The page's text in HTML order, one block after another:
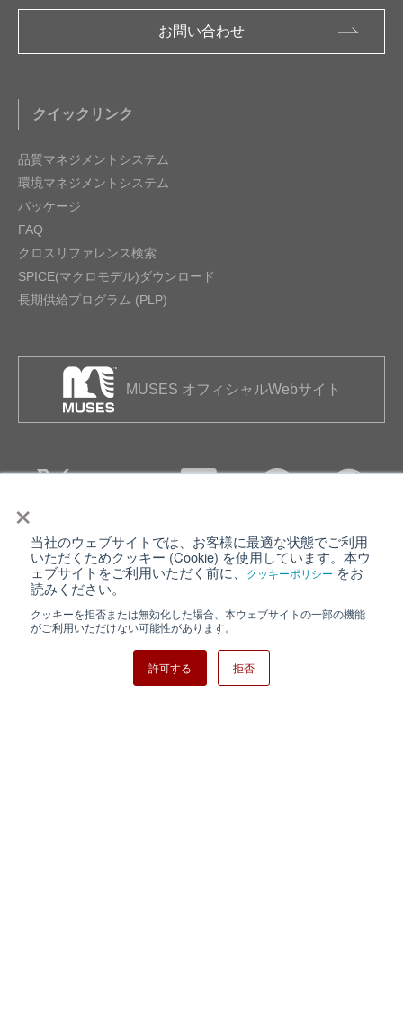
×
当社のウェブサイトでは、お客様に最適な状態でご利用
いただくためクッキー (Cookie) を使用しています。本ウ
ェブサイトをご利用いただく前に、
クッキーポリシー をお
読みください。
クッキーを拒否または無効化した場合、本ウェブサイトの一部の機能
がご利用いただけない可能性があります。
許可する 拒否
お問い合わせ
クイックリンク
品質マネジメントシステム
環境マネジメントシステム
パッケージ
FAQ
クロスリファレンス検索
SPICE(マクロモデル)ダウンロード
長期供給プログラム (PLP)
MUSES オフィシャルWebサイト
個人情報保護について ウェブサイト利用規約
クッキーポリシー
日清紡ホールディングス
Copyright ⓒ Nisshinbo Micro Devices Inc. All Rights Reserved.